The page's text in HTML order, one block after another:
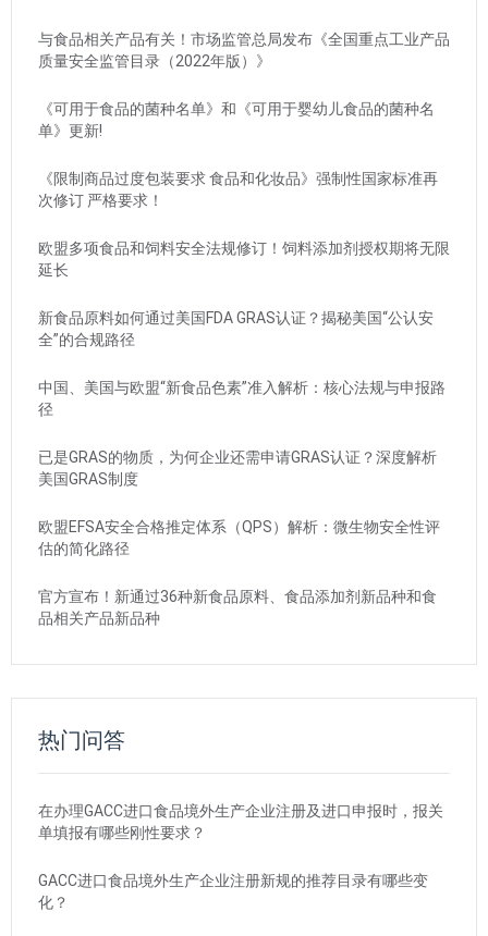
与食品相关产品有关！市场监管总局发布《全国重点工业产品
质量安全监管目录（2022年版）》
《可用于食品的菌种名单》和《可用于婴幼儿食品的菌种名
单》更新!
《限制商品过度包装要求 食品和化妆品》强制性国家标准再
次修订 严格要求！
欧盟多项食品和饲料安全法规修订！饲料添加剂授权期将无限
延长
新食品原料如何通过美国FDA GRAS认证？揭秘美国“公认安
全”的合规路径
中国、美国与欧盟“新食品色素”准入解析：核心法规与申报路
径
已是GRAS的物质，为何企业还需申请GRAS认证？深度解析
美国GRAS制度
欧盟EFSA安全合格推定体系（QPS）解析：微生物安全性评
估的简化路径
官方宣布！新通过36种新食品原料、食品添加剂新品种和食
品相关产品新品种
热门问答
在办理GACC进口食品境外生产企业注册及进口申报时，报关
单填报有哪些刚性要求？
GACC进口食品境外生产企业注册新规的推荐目录有哪些变
化？